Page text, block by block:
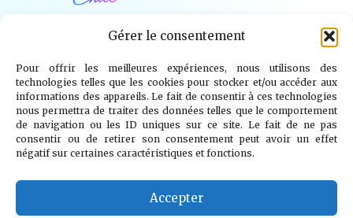
Gérer le consentement
Pour offrir les meilleures expériences, nous utilisons des
technologies telles que les cookies pour stocker et/ou accéder aux
informations des appareils. Le fait de consentir à ces technologies
nous permettra de traiter des données telles que le comportement
de navigation ou les ID uniques sur ce site. Le fait de ne pas
consentir ou de retirer son consentement peut avoir un effet
négatif sur certaines caractéristiques et fonctions.
Accepter
Jeux Vidéo Tech Tabletop Livres
Mangas / BD TV Goodies Kids
Wargames
info@geekandchill.com